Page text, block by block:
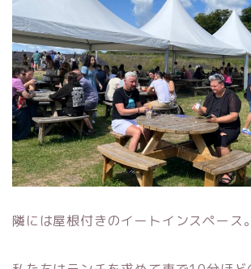
隣には屋根付きのイートインスペース。